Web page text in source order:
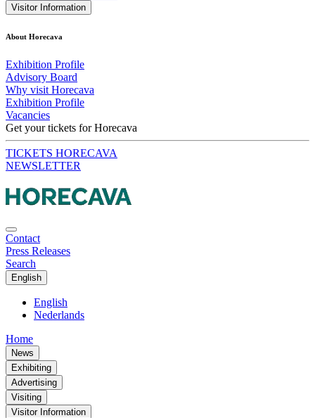
Visitor Information
About Horecava
Exhibition Profile
Advisory Board
Why visit Horecava
Exhibition Profile
Vacancies
Get your tickets for Horecava
TICKETS HORECAVA
NEWSLETTER
Contact
Press Releases
Search
English
English
Nederlands
Home
News
Exhibiting
Advertising
Visiting
Visitor Information